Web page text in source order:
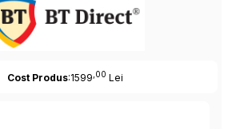
Cost Produs:1599 ,00 Lei